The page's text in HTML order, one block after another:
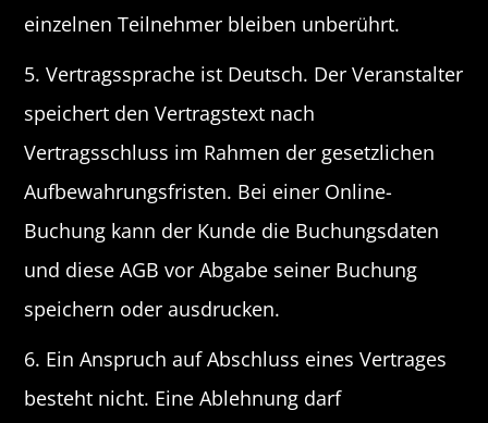
einzelnen Teilnehmer bleiben unberührt.
5. Vertragssprache ist Deutsch. Der Veranstalter
speichert den Vertragstext nach
Vertragsschluss im Rahmen der gesetzlichen
Aufbewahrungsfristen. Bei einer Online-
Buchung kann der Kunde die Buchungsdaten
und diese AGB vor Abgabe seiner Buchung
speichern oder ausdrucken.
6. Ein Anspruch auf Abschluss eines Vertrages
besteht nicht. Eine Ablehnung darf